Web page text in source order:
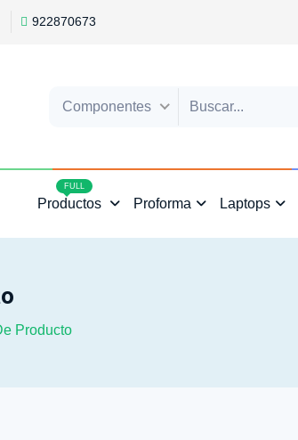
922870673
Componentes
3
Productos
FULL
Proforma Laptops
Producto